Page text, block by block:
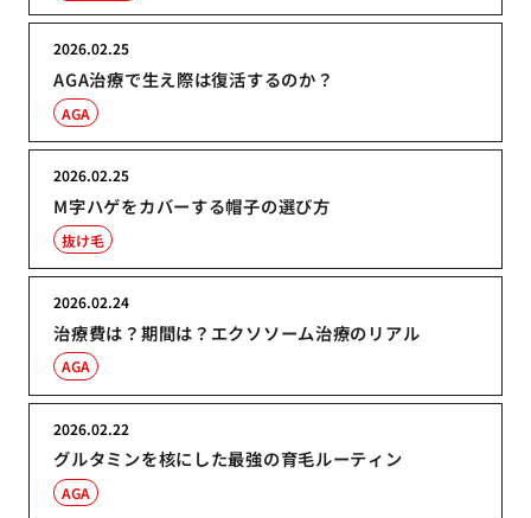
AGA治療で生え際は復活するのか？
2026.02.25
AGA
M字ハゲをカバーする帽子の選び方
2026.02.25
抜け毛
治療費は？期間は？エクソソーム治療のリアル
2026.02.24
AGA
グルタミンを核にした最強の育毛ルーティン
2026.02.22
AGA